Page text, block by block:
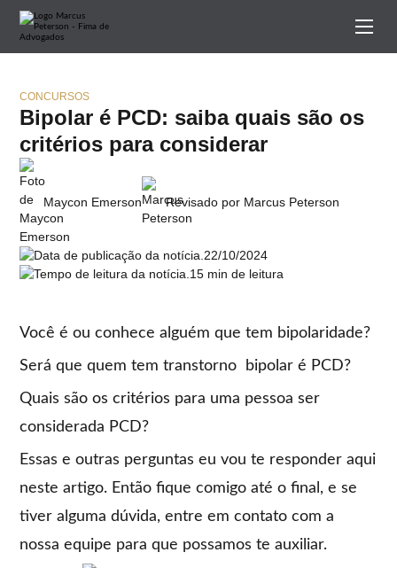
CONCURSOS
Bipolar é PCD: saiba quais são os
critérios para considerar
Maycon Emerson Revisado por Marcus Peterson
22/10/2024
15 min de leitura
Você é ou conhece alguém que tem bipolaridade?
Será que quem tem transtorno bipolar é PCD?
Quais são os critérios para uma pessoa ser
considerada PCD?
Essas e outras perguntas eu vou te responder aqui
neste artigo. Então fique comigo até o final, e se
tiver alguma dúvida, entre em contato com a
nossa equipe para que possamos te auxiliar.